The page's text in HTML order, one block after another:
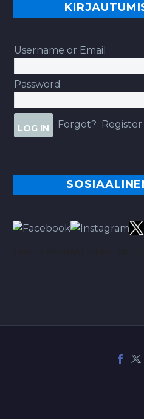
Username or Email
Password
Forgot? Register